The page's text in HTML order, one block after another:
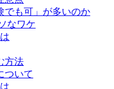
でも可」が多いのか
なワケ
方法
ついて